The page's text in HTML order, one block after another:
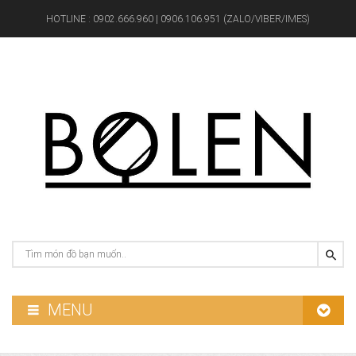
HOTLINE : 0902.666.960 | 0906.106.951 (ZALO/VIBER/IMES)
MENU